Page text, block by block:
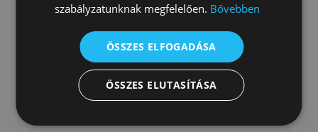
Kattintson az „Oldal követése „gombra,
hogy mindig értesüljün a legfrissebb
szabályzatunknak megfelelően. Bővebben
ÖSSZES ELFOGADÁSA
ÖSSZES ELUTASÍTÁSA